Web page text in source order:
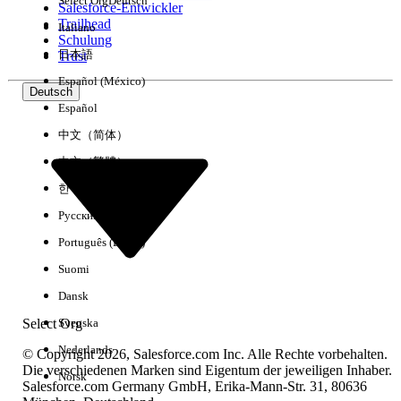
Erfahrung
Keine Ergebnisse
Salesforce-Entwickler
Trailhead
Schulung
Trust
Deutsch
Select Org
Italiano
日本語
Español (México)
Español
中文（简体）
中文（繁體）
한국어
Русский
Português (Brasil)
Suomi
Dansk
Svenska
Nederlands
Norsk
© Copyright 2026, Salesforce.com Inc. Alle Rechte vorbehalten.
Die verschiedenen Marken sind Eigentum der jeweiligen Inhaber.
Salesforce.com Germany GmbH, Erika-Mann-Str. 31, 80636